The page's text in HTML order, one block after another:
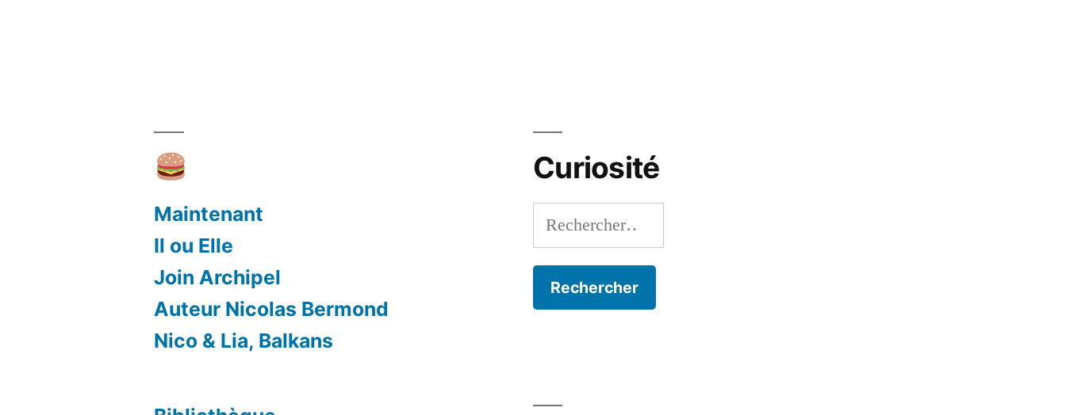
Maintenant
Il ou Elle
Join Archipel
Auteur Nicolas Bermond
Nico & Lia, Balkans
Curiosité
Rechercher :